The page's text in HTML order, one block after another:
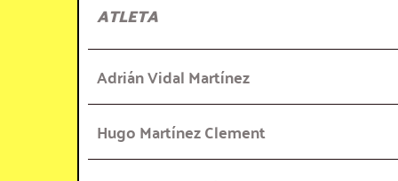
ATLETA
Adrián Vidal Martínez
Hugo Martínez Clement